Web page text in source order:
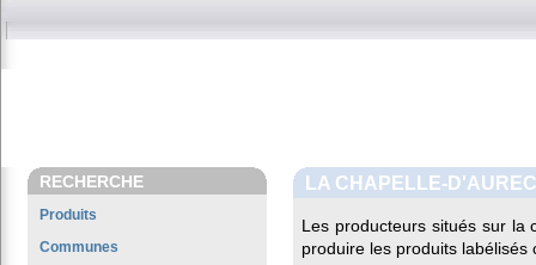
RECHERCHE
Produits
Communes
LA CHAPELLE-D'AUREC
Les producteurs situés sur la
produire les produits labélisés